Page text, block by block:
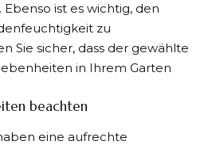
ist es wichtig, den
zu
Sie sicher, dass der gewählte
in Ihrem Garten
beachten
eine aufrechte